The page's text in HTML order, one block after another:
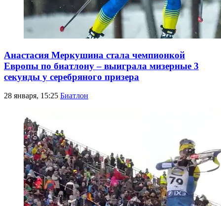
Анастасия Меркушина стала чемпионкой
Европы по биатлону – выиграла мизерные 3
секунды у серебряного призера
28 января, 15:25 Биатлон